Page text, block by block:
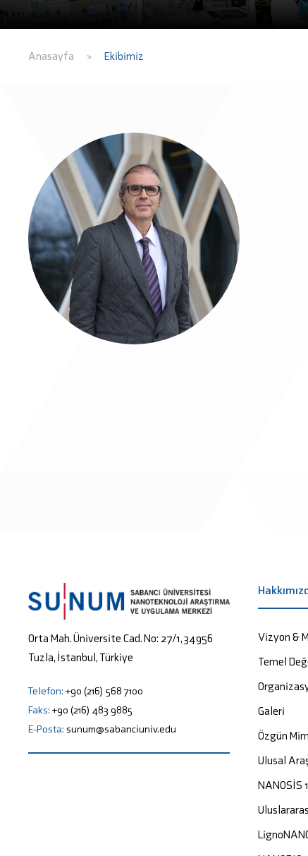
Anasayfa > Ekibimiz
Orta Mah. Üniversite Cad. No: 27/1, 34956
Tuzla, İstanbul, Türkiye
Telefon: +90 (216) 568 7100
Faks: +90 (216) 483 9885
E-Posta: sunum@sabanciuniv.edu
Vizyon &
Temel
Galeri
Özgün
Ulusal
NANOSİS